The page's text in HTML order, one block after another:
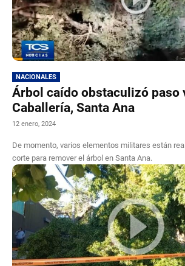
NACIONALES
Árbol caído obstaculizó paso
Caballería, Santa Ana
12 enero, 2024
De momento, varios elementos militares están
corte para remover el árbol en Santa Ana.